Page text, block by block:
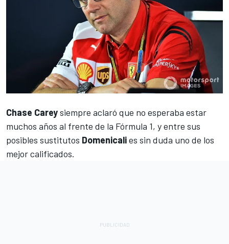
Chase Careysiempre aclaró que no esperaba estar
muchos años al frente de la Fórmula 1, y entre sus
posibles sustitutos Domenicalies sin duda uno de los
mejor calificados.